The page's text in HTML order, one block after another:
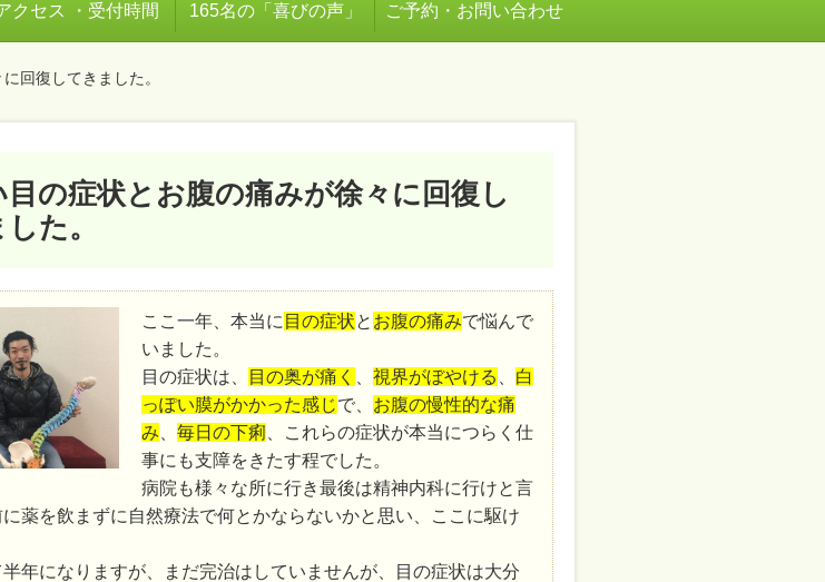
クセス ・受付時間 165名の「喜びの声」 ご予約・お問い合わせ
回復してきました。
の症状とお腹の痛みが徐々に回復し
た。
ここ一年、本当に 目の症状と お腹の痛みで悩んで
いました。
目の症状は、
目の奥が痛く 視界がぼやける
白
っぽい膜がかかった感じで、 お腹の慢性的な痛
み
毎日の下痢 、これらの症状が本当につらく仕
事にも支障をきたす程でした。
病院も様々な所に行き最後は精神内科に行けと言
薬を飲まずに自然療法で何とかならないかと思い、ここに駆け
年になりますが、まだ完治はしていませんが、目の症状は大分